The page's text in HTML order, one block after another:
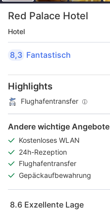
Red Palace Hotel
Hotel
8,3 Fantastisch
Highlights
Flughafentransfer
Andere wichtige Angebote
Kostenloses WLAN
24h-Rezeption
Flughafentransfer
Gepäckaufbewahrung
8.6 Exzellente Lage